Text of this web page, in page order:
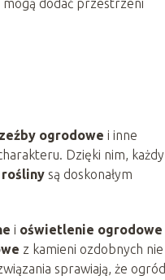
ogrodowe i inne
Dzięki nim, każdy
są doskonałym
i oświetlenie ogrodowe
z kamieni ozdobnych nie
sprawiają, że ogród